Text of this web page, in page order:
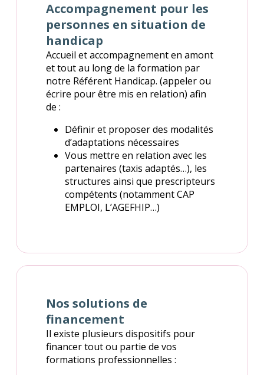
Accompagnement pour les
personnes en situation de
handicap
Accueil et accompagnement en amont
et tout au long de la formation par
notre Référent Handicap. (appeler ou
écrire pour être mis en relation) afin
de :
Définir et proposer des modalités
d’adaptations nécessaires
Vous mettre en relation avec les
partenaires (taxis adaptés…), les
structures ainsi que prescripteurs
compétents (notamment CAP
EMPLOI, L’AGEFHIP…)
Nos solutions de
financement
Il existe plusieurs dispositifs pour
financer tout ou partie de vos
formations professionnelles :